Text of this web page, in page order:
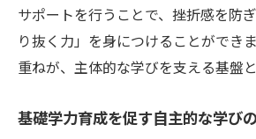
サポートを行うことで、挫折感を防
り抜く力」を身につけることができ
重ねが、主体的な学びを支える基盤と
基礎学力育成を促す自主的な学び